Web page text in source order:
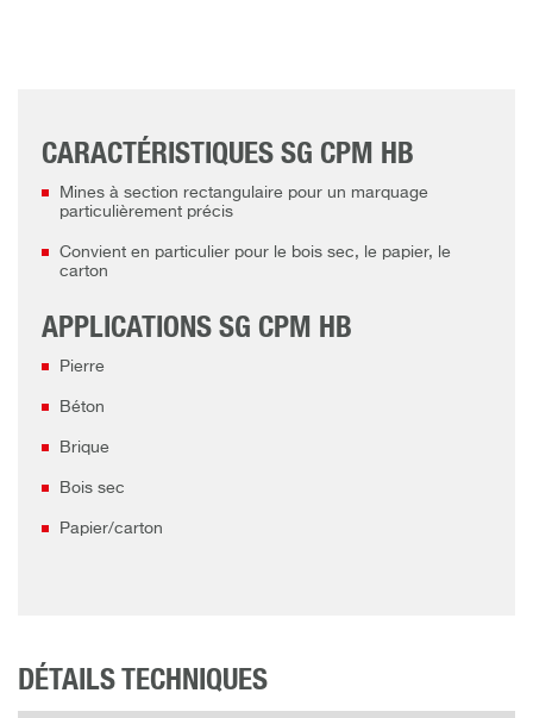
CARACTÉRISTIQUES SG CPM HB
Mines à section rectangulaire pour un marquage
particulièrement précis
Convient en particulier pour le bois sec, le papier, le
carton
APPLICATIONS SG CPM HB
Pierre
Béton
Brique
Bois sec
Papier/carton
DÉTAILS TECHNIQUES